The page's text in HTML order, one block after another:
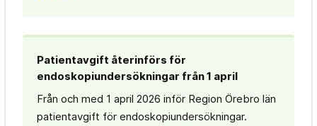
Patientavgift återinförs för
endoskopiundersökningar från 1 april
Från och med 1 april 2026 inför Region Örebro län
patientavgift för endoskopiundersökningar.